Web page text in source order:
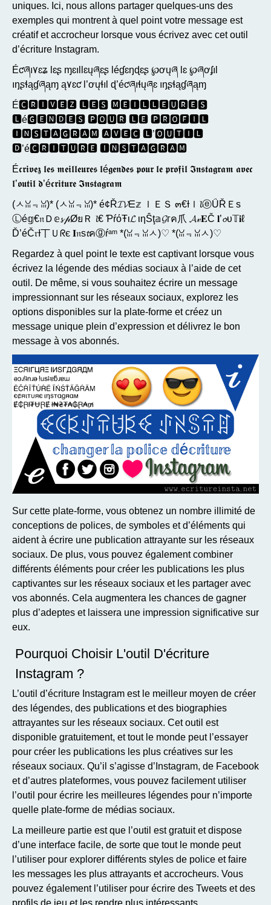
uniques. Ici, nous allons partager quelques-uns des
exemples qui montrent à quel point votre message est
créatif et accrocheur lorsque vous écrivez avec cet outil
d’écriture Instagram.
Éƈཞı۷ɛʑ Ɩɛʂ ɱɛıƖƖɛųཞɛʂ Ɩéɠɛŋɖɛʂ ℘ơųཞ Ɩɛ ℘ཞơʄıƖ
ıŋʂɬąɠཞąɱ ą۷ɛƈ Ɩ’ơųɬıƖ ɖ’éƈཞıɬųཞɛ ıŋʂɬąɠཞąɱ
É🅲🆁🅸🆅🅴🆉 🅻🅴🆂 🅼🅴🅸🅻🅻🅴🆄🆁🅴🆂
🅻é🅶🅴🅽🅳🅴🆂 🅿🅾🆄🆁 🅻🅴 🅿🆁🅾🅵🅸🅻
🅸🅽🆂🆃🅰🅶🆁🅰🅼 🅰🆅🅴🅲 🅻’🅾🆄🆃🅸🅻
🅳’é🅲🆁🅸🆃🆄🆁🅴 🅸🅽🆂🆃🅰🅶🆁🅰🅼
É𝖈𝖗𝖎𝖛𝖊𝖟 𝖑𝖊𝖘 𝖒𝖊𝖎𝖑𝖑𝖊𝖚𝖗𝖊𝖘 𝖑é𝖌𝖊𝖓𝖉𝖊𝖘 𝖕𝖔𝖚𝖗 𝖑𝖊 𝖕𝖗𝖔𝖋𝖎𝖑 𝕴𝖓𝖘𝖙𝖆𝖌𝖗𝖆𝖒 𝖆𝖛𝖊𝖈
𝖑’𝖔𝖚𝖙𝖎𝖑 𝖉’é𝖈𝖗𝖎𝖙𝖚𝖗𝖊 𝕴𝖓𝖘𝖙𝖆𝖌𝖗𝖆𝖒
(ㅅꈍ﹃ꈍ)* (ㅅꈍ﹃ꈍ)* é¢Ř𝓘𝓥ᗴ𝕫 ｌＥＳ ๓€Ɨｌ𝓵ⓔǗŘＥѕ
Ⓛé𝕘€𝔫Ｄ𝕖𝓼 𝓅ØยＲ 𝓵€ ƤŕόŦι𝓛 ιηŜţ𝕒𝓖гค爪 𝓐𝓋𝐄Č 𝐥’𝓸υ𝕋𝐢ℓ
Ď’éČ𝔯Ɨ丅Ｕᖇє 𝐈𝔫ѕ𝓽คⓖŕᵃᵐ *(ꈍ﹃ꈍㅅ)♡ *(ꈍ﹃ꈍㅅ)♡
Regardez à quel point le texte est captivant lorsque vous
écrivez la légende des médias sociaux à l’aide de cet
outil. De même, si vous souhaitez écrire un message
impressionnant sur les réseaux sociaux, explorez les
options disponibles sur la plate-forme et créez un
message unique plein d’expression et délivrez le bon
message à vos abonnés.
Sur cette plate-forme, vous obtenez un nombre illimité de
conceptions de polices, de symboles et d’éléments qui
aident à écrire une publication attrayante sur les réseaux
sociaux. De plus, vous pouvez également combiner
différents éléments pour créer les publications les plus
captivantes sur les réseaux sociaux et les partager avec
vos abonnés. Cela augmentera les chances de gagner
plus d’adeptes et laissera une impression significative sur
eux.
Pourquoi Choisir L'outil D'écriture
Instagram ?
L’outil d’écriture Instagram est le meilleur moyen de créer
des légendes, des publications et des biographies
attrayantes sur les réseaux sociaux. Cet outil est
disponible gratuitement, et tout le monde peut l’essayer
pour créer les publications les plus créatives sur les
réseaux sociaux. Qu’il s’agisse d’Instagram, de Facebook
et d’autres plateformes, vous pouvez facilement utiliser
l’outil pour écrire les meilleures légendes pour n’importe
quelle plate-forme de médias sociaux.
La meilleure partie est que l’outil est gratuit et dispose
d’une interface facile, de sorte que tout le monde peut
l’utiliser pour explorer différents styles de police et faire
les messages les plus attrayants et accrocheurs. Vous
pouvez également l’utiliser pour écrire des Tweets et des
profils de jeu et les rendre plus intéressants.